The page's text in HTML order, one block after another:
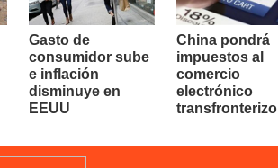
Gasto de
consumidor sube
e inflación
disminuye en
EEUU
China pondrá
impuestos al
comercio
electrónico
transfronterizo